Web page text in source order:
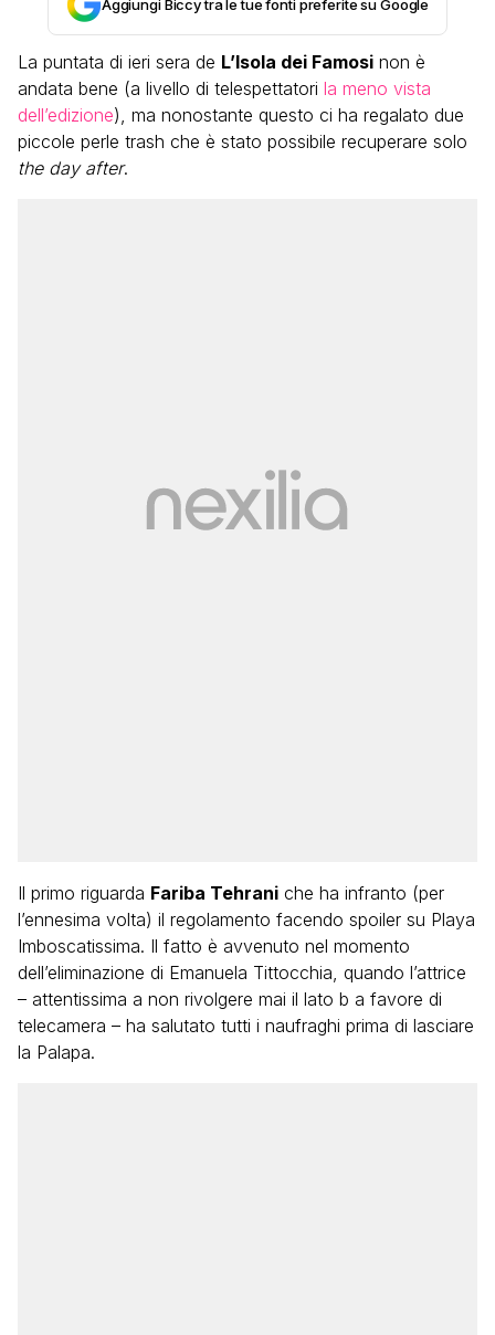
Aggiungi Biccy tra le tue fonti preferite su Google
La puntata di ieri sera de L’Isola dei Famosi non è
andata bene (a livello di telespettatori la meno vista
dell’edizione), ma nonostante questo ci ha regalato due
piccole perle trash che è stato possibile recuperare solo
the day after.
Il primo riguarda Fariba Tehrani che ha infranto (per
l’ennesima volta) il regolamento facendo spoiler su Playa
Imboscatissima. Il fatto è avvenuto nel momento
dell’eliminazione di Emanuela Tittocchia, quando l’attrice
– attentissima a non rivolgere mai il lato b a favore di
telecamera – ha salutato tutti i naufraghi prima di lasciare
la Palapa.